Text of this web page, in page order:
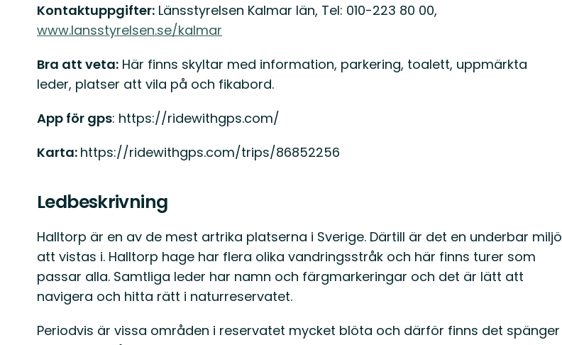
Kontaktuppgifter: Länsstyrelsen Kalmar län, Tel: 010-223 80 00,
www.lansstyrelsen.se/kalmar
Bra att veta: Här finns skyltar med information, parkering, toalett, uppmärkta
leder, platser att vila på och fikabord.
App för gps: https://ridewithgps.com/
Karta: https://ridewithgps.com/trips/86852256
Ledbeskrivning
Halltorp är en av de mest artrika platserna i Sverige. Därtill är det en underbar miljö
att vistas i. Halltorp hage har flera olika vandringsstråk och här finns turer som
passar alla. Samtliga leder har namn och färgmarkeringar och det är lätt att
navigera och hitta rätt i naturreservatet.
Periodvis är vissa områden i reservatet mycket blöta och därför finns det spänger